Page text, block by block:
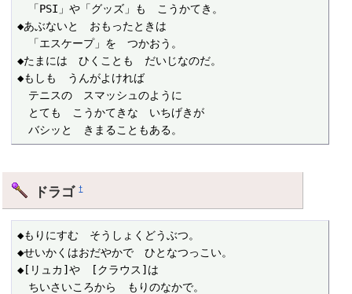
「PSI」や「グッズ」も　こうかてき。
◆あぶないと　おもったときは
「エスケープ」を　つかおう。
◆たまには　ひくことも　だいじなのだ。
◆もしも　うんがよければ
テニスの　スマッシュのように
とても　こうかてきな　いちげきが
バシッと　きまることもある。
ドラゴ†
◆もりにすむ　そうしょくどうぶつ。
◆せいかくはおだやかで　ひとなつっこい。
◆[リュカ]や　[クラウス]は
ちいさいころから　もりのなかで。